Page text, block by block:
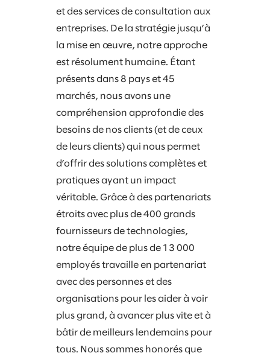
et des services de consultation aux
entreprises. De la stratégie jusqu’à
la mise en œuvre, notre approche
est résolument humaine. Étant
présents dans 8 pays et 45
marchés, nous avons une
compréhension approfondie des
besoins de nos clients (et de ceux
de leurs clients) qui nous permet
d’offrir des solutions complètes et
pratiques ayant un impact
véritable. Grâce à des partenariats
étroits avec plus de 400 grands
fournisseurs de technologies,
notre équipe de plus de 13 000
employés travaille en partenariat
avec des personnes et des
organisations pour les aider à voir
plus grand, à avancer plus vite et à
bâtir de meilleurs lendemains pour
tous. Nous sommes honorés que